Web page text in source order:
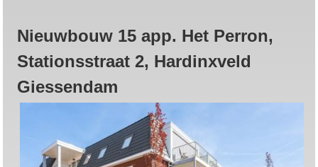
Nieuwbouw 15 app. Het Perron,
Stationsstraat 2, Hardinxveld
Giessendam